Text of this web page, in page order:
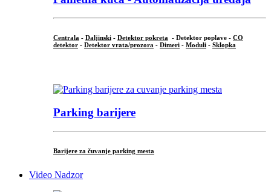
Centrala - Daljinski - Detektor pokreta - Detektor poplave - CO
detektor - Detektor vrata/prozora - Dimeri - Moduli - Sklopka
Parking barijere
Barijere za čuvanje parking mesta
Video Nadzor